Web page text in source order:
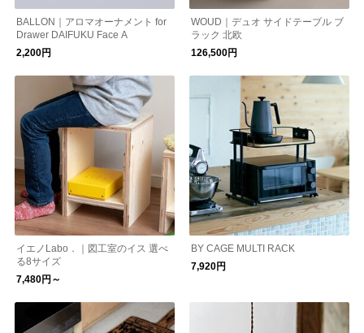
BALLON｜アロマオーナメント for
Drawer DAIFUKU Face A
2,200円
WOUD｜デュオ サイドテーブル ブ
ラック 北欧
126,500円
イエノLabo．｜図工室のイス 選べ
る8サイズ
7,480円～
BY CAGE MULTI RACK
7,920円